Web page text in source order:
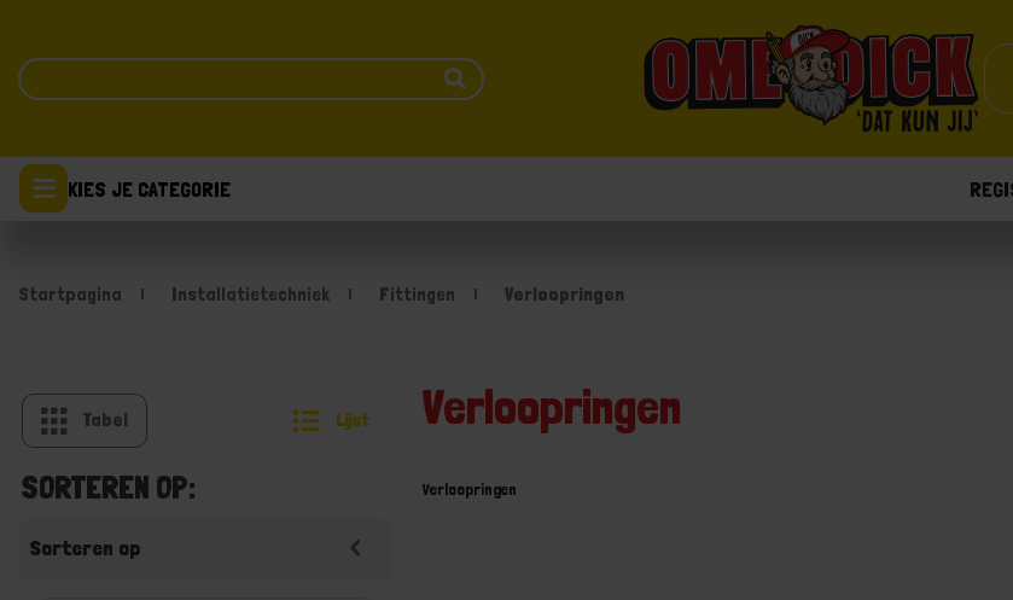
KIES JE CATEGORIE
Startpagina Installatietechniek Fittingen Verloopringen
Tabel Lijst
SORTEREN OP:
Sorteren op
Verloopringen
Verloopringen